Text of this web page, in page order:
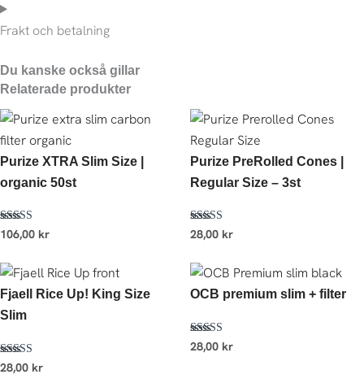
Frakt och betalning
Du kanske också gillar
Relaterade produkter
Purize XTRA Slim Size |
organic 50st
Betygsatt
5.00
106,00 kr
Purize PreRolled Cones |
Regular Size – 3st
Betygsatt
4.67
28,00 kr
Fjaell Rice Up! King Size
Slim
Betygsatt
5.00
28,00 kr
OCB premium slim + filter
Betygsatt
5.00
28,00 kr